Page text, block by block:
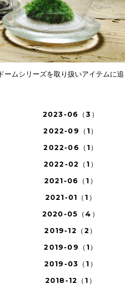
ームシリーズを取り扱いアイテムに追
2023-06（3）
2022-09（1）
2022-06（1）
2022-02（1）
2021-06（1）
2021-01（1）
2020-05（4）
2019-12（2）
2019-09（1）
2019-03（1）
2018-12（1）